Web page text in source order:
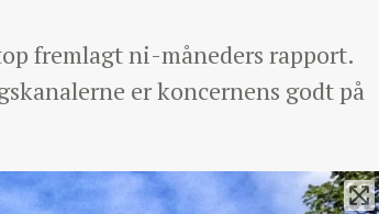
fremlagt ni-måneders rapport.
er koncernens godt på